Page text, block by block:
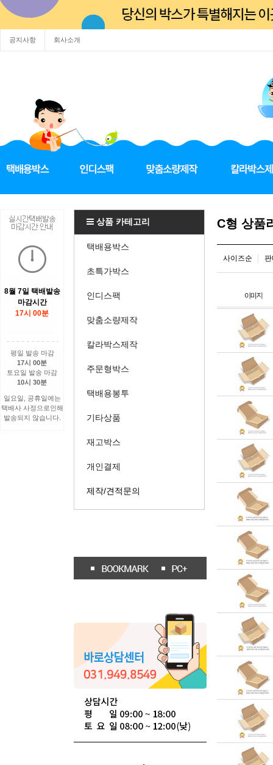
공지사항 회사소개
8월 7일 택배발송
마감시간
17시 00분
평일 발송 마감
17시 00분
토요일 발송 마감
10시 30분
일요일, 공휴일에는
택배사 사정으로인해
발송되지 않습니다.
상품 카테고리
택배용박스
초특가박스
인디스팩
맞춤소량제작
칼라박스제작
주문형박스
택배용봉투
기타상품
재고박스
개인결제
제작/견적문의
C형 상품
사이즈순